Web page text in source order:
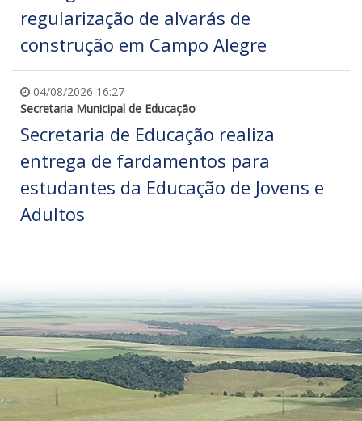
regularização de alvarás de
construção em Campo Alegre
04/08/2026 16:27
Secretaria Municipal de Educação
Secretaria de Educação realiza
entrega de fardamentos para
estudantes da Educação de Jovens e
Adultos